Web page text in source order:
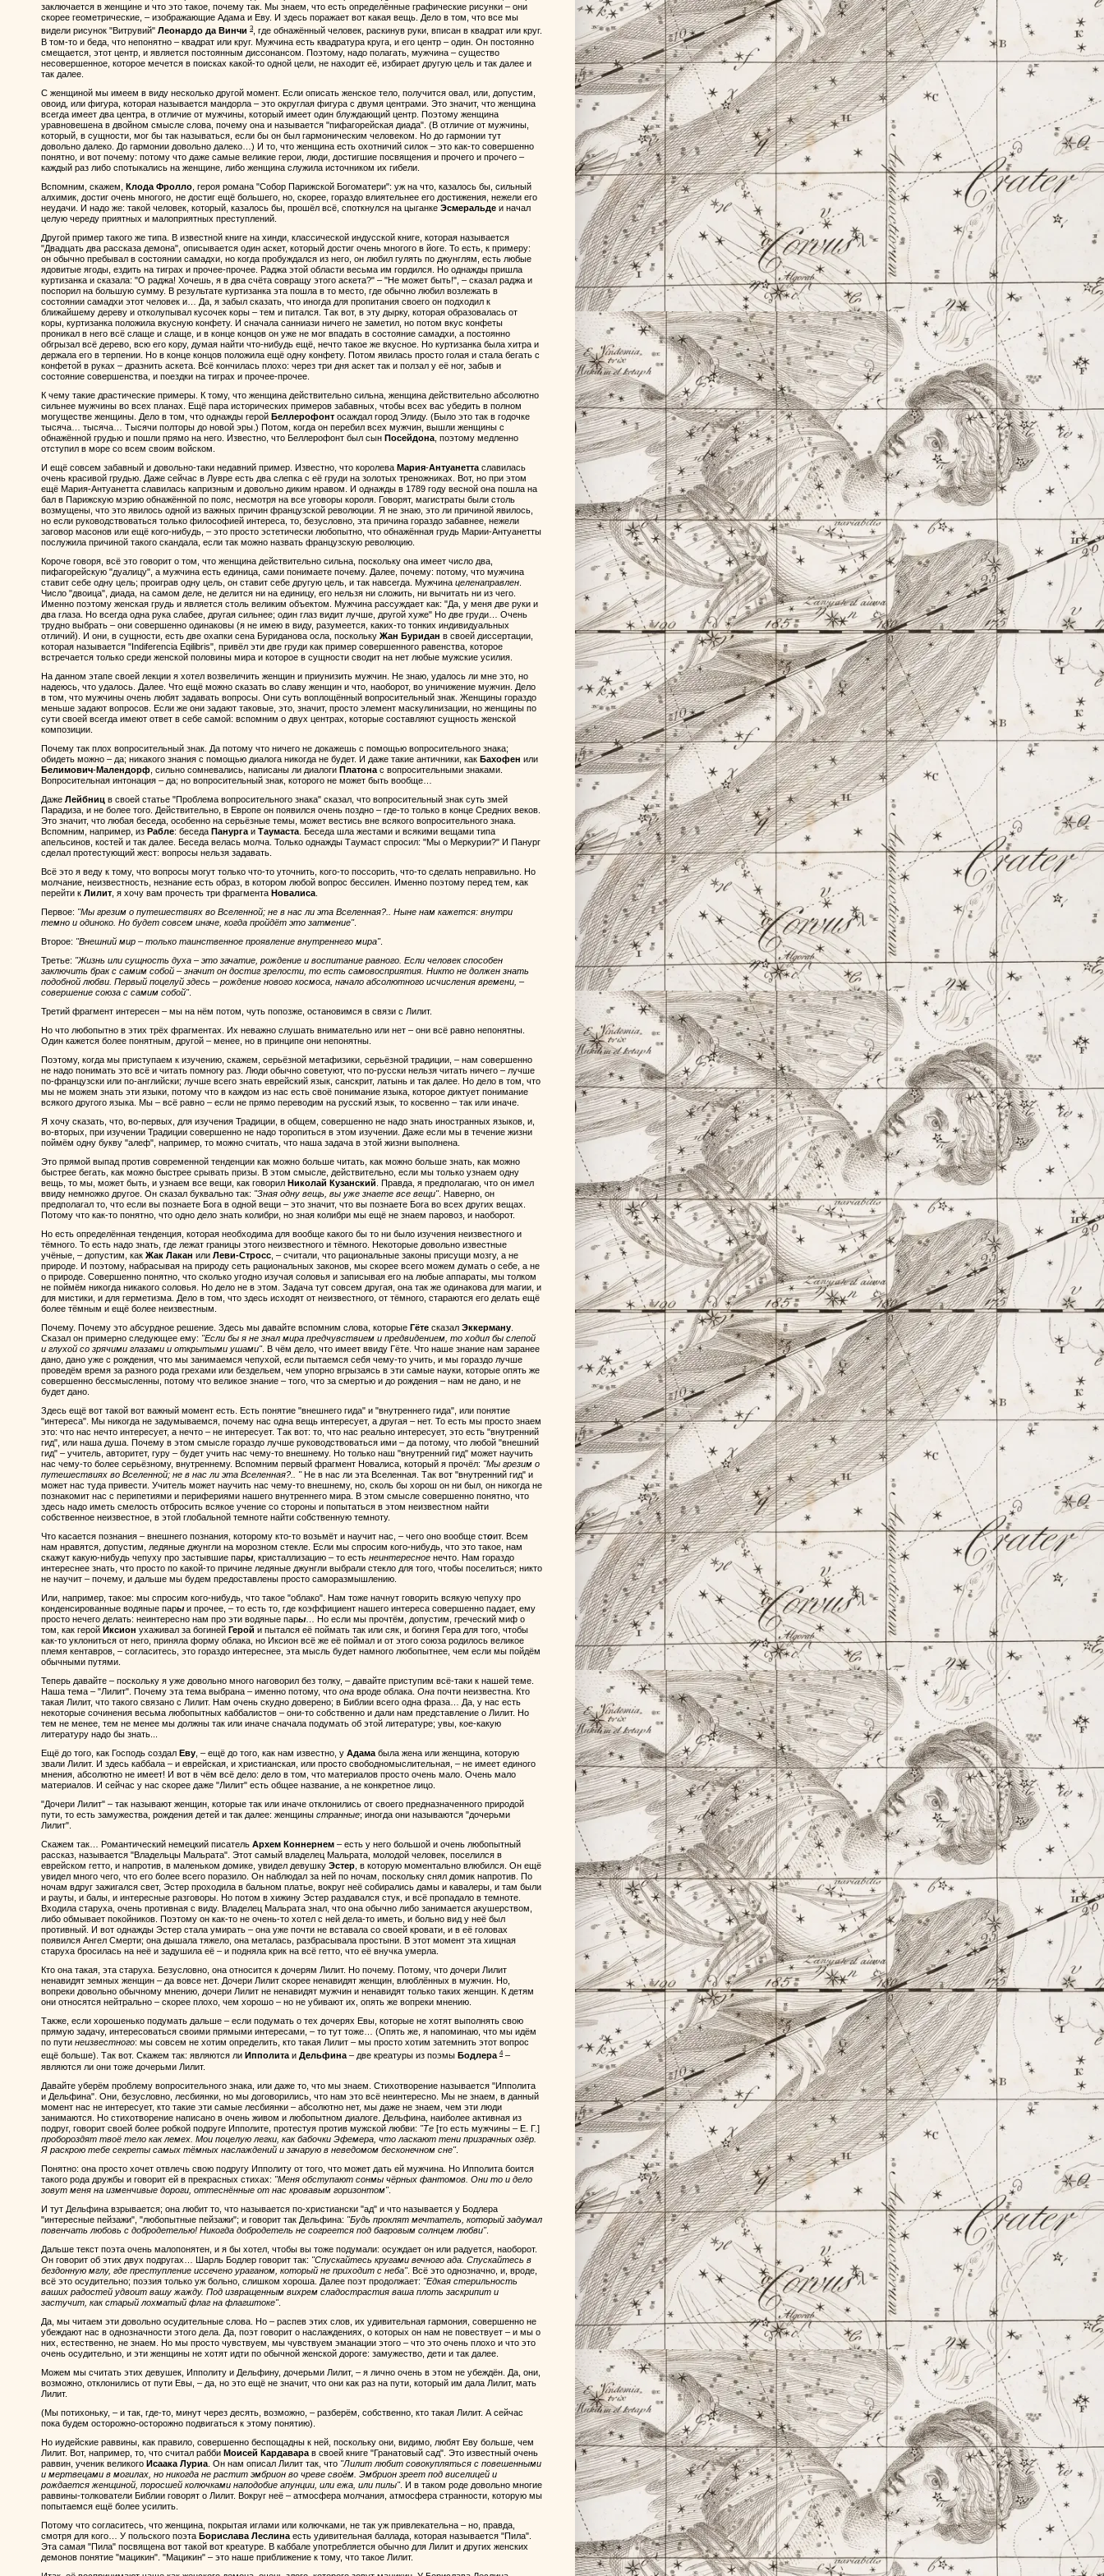
заключается в женщине и что это такое, почему так. Мы знаем, что есть определённые графические рисунки – они
скорее геометрические, – изображающие Адама и Еву. И здесь поражает вот какая вещь. Дело в том, что все мы
видели рисунок "Витрувий" Леонардо да Винчи 3
, где обнажённый человек, раскинув руки, вписан в квадрат или круг.
В том-то и беда, что непонятно – квадрат или круг. Мужчина есть квадратура круга, и его центр – один. Он постоянно
смещается, этот центр, и является постоянным диссонансом. Поэтому, надо полагать, мужчина – существо
несовершенное, которое мечется в поисках какой-то одной цели, не находит её, избирает другую цель и так далее и
так далее.
С женщиной мы имеем в виду несколько другой момент. Если описать женское тело, получится овал, или, допустим,
овоид, или фигура, которая называется мандорла – это округлая фигура с двумя центрами. Это значит, что женщина
всегда имеет два центра, в отличие от мужчины, который имеет один блуждающий центр. Поэтому женщина
уравновешена в двойном смысле слова, почему она и называется "пифагорейская диада". (В отличие от мужчины,
который, в сущности, мог бы так называться, если бы он был гармоническим человеком. Но до гармонии тут
довольно далеко. До гармонии довольно далеко…) И то, что женщина есть охотничий силок – это как-то совершенно
понятно, и вот почему: потому что даже самые великие герои, люди, достигшие посвящения и прочего и прочего –
каждый раз либо спотыкались на женщине, либо женщина служила источником их гибели.
Вспомним, скажем, Клода Фролло , героя романа "Собор Парижской Богоматери": уж на что, казалось бы, сильный
алхимик, достиг очень многого, не достиг ещё большего, но, скорее, гораздо влиятельнее его достижения, нежели его
неудачи. И надо же: такой человек, который, казалось бы, прошёл всё, споткнулся на цыганке Эсмеральде и начал
целую череду приятных и малоприятных преступлений.
Другой пример такого же типа. В известной книге на хинди, классической индусской книге, которая называется
"Двадцать два рассказа демона", описывается один аскет, который достиг очень многого в йоге. То есть, к примеру:
он обычно пребывал в состоянии самадхи, но когда пробуждался из него, он любил гулять по джунглям, есть любые
ядовитые ягоды, ездить на тиграх и прочее-прочее. Раджа этой области весьма им гордился. Но однажды пришла
куртизанка и сказала: "О раджа! Хочешь, я в два счёта совращу этого аскета?" – "Не может быть!", – сказал раджа и
поспорил на большую сумму. В результате куртизанка эта пошла в то место, где обычно любил возлежать в
состоянии самадхи этот человек и… Да, я забыл сказать, что иногда для пропитания своего он подходил к
ближайшему дереву и отколупывал кусочек коры – тем и питался. Так вот, в эту дырку, которая образовалась от
коры, куртизанка положила вкусную конфету. И сначала санниази ничего не заметил, но потом вкус конфеты
проникал в него всё слаще и слаще, и в конце концов он уже не мог впадать в состояние самадхи, а постоянно
обгрызал всё дерево, всю его кору, думая найти что-нибудь ещё, нечто такое же вкусное. Но куртизанка была хитра и
держала его в терпении. Но в конце концов положила ещё одну конфету. Потом явилась просто голая и стала бегать с
конфетой в руках – дразнить аскета. Всё кончилась плохо: через три дня аскет так и ползал у её ног, забыв и
состояние совершенства, и поездки на тиграх и прочее-прочее.
К чему такие драстические примеры. К тому, что женщина действительно сильна, женщина действительно абсолютно
сильнее мужчины во всех планах. Ещё пара исторических примеров забавных, чтобы всех вас убедить в полном
могуществе женщины. Дело в том, что однажды герой Беллерофонт осаждал город Элиду. (Было это так в годочке
тысяча… тысяча… Тысячи полторы до новой эры.) Потом, когда он перебил всех мужчин, вышли женщины с
обнажённой грудью и пошли прямо на него. Известно, что Беллерофонт был сын Посейдона , поэтому медленно
отступил в море со всем своим войском.
И ещё совсем забавный и довольно-таки недавний пример. Известно, что королева Мария-Антуанетта славилась
очень красивой грудью. Даже сейчас в Лувре есть два слепка с её груди на золотых треножниках. Вот, но при этом
ещё Мария-Антуанетта славилась капризным и довольно диким нравом. И однажды в 1789 году весной она пошла на
бал в Парижскую мэрию обнажённой по пояс, несмотря на все уговоры короля. Говорят, магистраты были столь
возмущены, что это явилось одной из важных причин французской революции. Я не знаю, это ли причиной явилось,
но если руководствоваться только философией интереса, то, безусловно, эта причина гораздо забавнее, нежели
заговор масонов или ещё кого-нибудь, – это просто эстетически любопытно, что обнажённая грудь Марии-Антуанетты
послужила причиной такого скандала, если так можно назвать французскую революцию.
Короче говоря, всё это говорит о том, что женщина действительно сильна, поскольку она имеет число два,
пифагорейскую "дуалицу", а мужчина есть единица, сами понимаете почему. Далее, почему: потому, что мужчина
ставит себе одну цель; проиграв одну цель, он ставит себе другую цель, и так навсегда. Мужчина целенаправлен
Число "двоица", диада, на самом деле, не делится ни на единицу, его нельзя ни сложить, ни вычитать ни из чего.
Именно поэтому женская грудь и является столь великим объектом. Мужчина рассуждает как: "Да, у меня две руки и
два глаза. Но всегда одна рука слабее, другая сильнее; один глаз видит лучше, другой хуже" Но две груди… Очень
трудно выбрать – они совершенно одинаковы (я не имею в виду, разумеется, каких-то тонких индивидуальных
отличий). И они, в сущности, есть две охапки сена Буриданова осла, поскольку Жан Буридан в своей диссертации,
которая называется "Indiferencia Eqilibris", привёл эти две груди как пример совершенного равенства, которое
встречается только среди женской половины мира и которое в сущности сводит на нет любые мужские усилия.
На данном этапе своей лекции я хотел возвеличить женщин и приунизить мужчин. Не знаю, удалось ли мне это, но
надеюсь, что удалось. Далее. Что ещё можно сказать во славу женщин и что, наоборот, во уничижение мужчин. Дело
в том, что мужчины очень любят задавать вопросы. Они суть воплощённый вопросительный знак. Женщины гораздо
меньше задают вопросов. Если же они задают таковые, это, значит, просто элемент маскулинизации, но женщины по
сути своей всегда имеют ответ в себе самой: вспомним о двух центрах, которые составляют сущность женской
композиции.
Почему так плох вопросительный знак. Да потому что ничего не докажешь с помощью вопросительного знака;
обидеть можно – да; никакого знания с помощью диалога никогда не будет. И даже такие античники, как Бахофен или
Белимович-Малендорф , сильно сомневались, написаны ли диалоги Платона с вопросительными знаками.
Вопросительная интонация – да; но вопросительный знак, которого не может быть вообще…
Даже Лейбниц в своей статье "Проблема вопросительного знака" сказал, что вопросительный знак суть змей
Парадиза, и не более того. Действительно, в Европе он появился очень поздно – где-то только в конце Средних веков.
Это значит, что любая беседа, особенно на серьёзные темы, может вестись вне всякого вопросительного знака.
Вспомним, например, из Рабле: беседа Панурга и Таумаста . Беседа шла жестами и всякими вещами типа
апельсинов, костей и так далее. Беседа велась молча. Только однажды Таумаст спросил: "Мы о Меркурии?" И Панург
сделал протестующий жест: вопросы нельзя задавать.
Всё это я веду к тому, что вопросы могут только что-то уточнить, кого-то поссорить, что-то сделать неправильно. Но
молчание, неизвестность, незнание есть образ, в котором любой вопрос бессилен. Именно поэтому перед тем, как
перейти к Лилит , я хочу вам прочесть три фрагмента Новалиса
Первое: "Мы грезим о путешествиях во Вселенной; не в нас ли эта Вселенная?.. Ныне нам кажется: внутри
темно и одиноко. Но будет совсем иначе, когда пройдёт это затмение".
Второе: "Внешний мир – только таинственное проявление внутреннего мира".
Третье: "Жизнь или сущность духа – это зачатие, рождение и воспитание равного. Если человек способен
заключить брак с самим собой – значит он достиг зрелости, то есть самовосприятия. Никто не должен знать
подобной любви. Первый поцелуй здесь – рождение нового космоса, начало абсолютного исчисления времени, –
совершение союза с самим собой".
Третий фрагмент интересен – мы на нём потом, чуть попозже, остановимся в связи с Лилит.
Но что любопытно в этих трёх фрагментах. Их неважно слушать внимательно или нет – они всё равно непонятны.
Один кажется более понятным, другой – менее, но в принципе они непонятны.
Поэтому, когда мы приступаем к изучению, скажем, серьёзной метафизики, серьёзной традиции, – нам совершенно
не надо понимать это всё и читать помногу раз. Люди обычно советуют, что по-русски нельзя читать ничего – лучше
по-французски или по-английски; лучше всего знать еврейский язык, санскрит, латынь и так далее. Но дело в том, что
мы не можем знать эти языки, потому что в каждом из нас есть своё понимание языка, которое диктует понимание
всякого другого языка. Мы – всё равно – если не прямо переводим на русский язык, то косвенно – так или иначе.
Я хочу сказать, что, во-первых, для изучения Традиции, в общем, совершенно не надо знать иностранных языков, и,
во-вторых, при изучении Традиции совершенно не надо торопиться в этом изучении. Даже если мы в течение жизни
поймём одну букву "алеф", например, то можно считать, что наша задача в этой жизни выполнена.
Это прямой выпад против современной тенденции как можно больше читать, как можно больше знать, как можно
быстрее бегать, как можно быстрее срывать призы. В этом смысле, действительно, если мы только узнаем одну
вещь, то мы, может быть, и узнаем все вещи, как говорил Николай Кузанский . Правда, я предполагаю, что он имел
ввиду немножко другое. Он сказал буквально так: "Зная одну вещь, вы уже знаете все вещи". Наверно, он
предполагал то, что если вы познаете Бога в одной вещи – это значит, что вы познаете Бога во всех других вещах.
Потому что как-то понятно, что одно дело знать колибри, но зная колибри мы ещё не знаем паровоз, и наоборот.
Но есть определённая тенденция, которая необходима для вообще какого бы то ни было изучения неизвестного и
тёмного. То есть надо знать, где лежат границы этого неизвестного и тёмного. Некоторые довольно известные
учёные, – допустим, как Жак Лакан или Леви-Стросс , – считали, что рациональные законы присущи мозгу, а не
природе. И поэтому, набрасывая на природу сеть рациональных законов, мы скорее всего можем думать о себе, а не
о природе. Совершенно понятно, что сколько угодно изучая соловья и записывая его на любые аппараты, мы толком
не поймём никогда никакого соловья. Но дело не в этом. Задача тут совсем другая, она так же одинакова для магии, и
для мистики, и для герметизма. Дело в том, что здесь исходят от неизвестного, от тёмного, стараются его делать ещё
более тёмным и ещё более неизвестным.
Почему. Почему это абсурдное решение. Здесь мы давайте вспомним слова, которые Гёте сказал Эккерману
Сказал он примерно следующее ему: "Если бы я не знал мира предчувствием и предвидением, то ходил бы слепой
и глухой со зрячими глазами и открытыми ушами". В чём дело, что имеет ввиду Гёте. Что наше знание нам заранее
дано, дано уже с рождения, что мы занимаемся чепухой, если пытаемся себя чему-то учить, и мы гораздо лучше
проведём время за разного рода грехами или бездельем, чем упорно вгрызаясь в эти самые науки, которые опять же
совершенно бессмысленны, потому что великое знание – того, что за смертью и до рождения – нам не дано, и не
будет дано.
Здесь ещё вот такой вот важный момент есть. Есть понятие "внешнего гида" и "внутреннего гида", или понятие
"интереса". Мы никогда не задумываемся, почему нас одна вещь интересует, а другая – нет. То есть мы просто знаем
это: что нас нечто интересует, а нечто – не интересует. Так вот: то, что нас реально интересует, это есть "внутренний
гид", или наша душа. Почему в этом смысле гораздо лучше руководствоваться ими – да потому, что любой "внешний
гид" – учитель, авторитет, гуру – будет учить нас чему-то внешнему. Но только наш "внутренний гид" может научить
нас чему-то более серьёзному, внутреннему. Вспомним первый фрагмент Новалиса, который я прочёл: "Мы грезим о
путешествиях во Вселенной; не в нас ли эта Вселенная?.. "Не в нас ли эта Вселенная. Так вот "внутренний гид" и
может нас туда привести. Учитель может научить нас чему-то внешнему, но, сколь бы хорош он ни был, он никогда не
познакомит нас с перипетиями и перифериями нашего внутреннего мира. В этом смысле совершенно понятно, что
здесь надо иметь смелость отбросить всякое учение со стороны и попытаться в этом неизвестном найти
собственное неизвестное, в этой глобальной темноте найти собственную темноту.
Что касается познания – внешнего познания, которому кто-то возьмёт и научит нас, – чего оно вообще стоит. Всем
нам нравятся, допустим, ледяные джунгли на морозном стекле. Если мы спросим кого-нибудь, что это такое, нам
скажут какую-нибудь чепуху про застывшие пары, кристаллизацию – то есть неинтересное нечто. Нам гораздо
интереснее знать, что просто по какой-то причине ледяные джунгли выбрали стекло для того, чтобы поселиться; никто
не научит – почему, и дальше мы будем предоставлены просто саморазмышлению.
Или, например, такое: мы спросим кого-нибудь, что такое "облако". Нам тоже начнут говорить всякую чепуху про
конденсированные водяные парыи прочее, – то есть то, где коэффициент нашего интереса совершенно падает, ему
просто нечего делать: неинтересно нам про эти водяные пары… Но если мы прочтём, допустим, греческий миф о
том, как герой Иксион ухаживал за богиней Герой и пытался её поймать так или сяк, и богиня Гера для того, чтобы
как-то уклониться от него, приняла форму облака, но Иксион всё же её поймал и от этого союза родилось великое
племя кентавров, – согласитесь, это гораздо интереснее, эта мысль будет намного любопытнее, чем если мы пойдём
обычными путями.
Теперь давайте – поскольку я уже довольно много наговорил без толку, – давайте приступим всё-таки к нашей теме.
Наша тема – "Лилит". Почему эта тема выбрана – именно потому, что она вроде облака. Она почти неизвестна. Кто
такая Лилит, что такого связано с Лилит. Нам очень скудно доверено; в Библии всего одна фраза… Да, у нас есть
некоторые сочинения весьма любопытных каббалистов – они-то собственно и дали нам представление о Лилит. Но
тем не менее, тем не менее мы должны так или иначе сначала подумать об этой литературе; увы, кое-какую
литературу надо бы знать...
Ещё до того, как Господь создал Еву , – ещё до того, как нам известно, у Адама была жена или женщина, которую
звали Лилит. И здесь каббала – и еврейская, и христианская, или просто свободномыслительная, – не имеет единого
мнения, абсолютно не имеет! И вот в чём всё дело: дело в том, что материалов просто очень мало. Очень мало
материалов. И сейчас у нас скорее даже "Лилит" есть общее название, а не конкретное лицо.
"Дочери Лилит" – так называют женщин, которые так или иначе отклонились от своего предназначенного природой
пути, то есть замужества, рождения детей и так далее: женщины странные; иногда они называются "дочерьми
Лилит".
Скажем так… Романтический немецкий писатель Архем Коннернем – есть у него большой и очень любопытный
рассказ, называется "Владельцы Мальрата". Этот самый владелец Мальрата, молодой человек, поселился в
еврейском гетто, и напротив, в маленьком домике, увидел девушку Эстер , в которую моментально влюбился. Он ещё
увидел много чего, что его более всего поразило. Он наблюдал за ней по ночам, поскольку снял домик напротив. По
ночам вдруг зажигался свет, Эстер проходила в бальном платье, вокруг неё собирались дамы и кавалеры, и там были
и рауты, и балы, и интересные разговоры. Но потом в хижину Эстер раздавался стук, и всё пропадало в темноте.
Входила старуха, очень противная с виду. Владелец Мальрата знал, что она обычно либо занимается акушерством,
либо обмывает покойников. Поэтому он как-то не очень-то хотел с ней дела-то иметь, и больно вид у неё был
противный. И вот однажды Эстер стала умирать – она уже почти не вставала со своей кровати, и в её головах
появился Ангел Смерти; она дышала тяжело, она металась, разбрасывала простыни. В этот момент эта хищная
старуха бросилась на неё и задушила её – и подняла крик на всё гетто, что её внучка умерла.
Кто она такая, эта старуха. Безусловно, она относится к дочерям Лилит. Но почему. Потому, что дочери Лилит
ненавидят земных женщин – да вовсе нет. Дочери Лилит скорее ненавидят женщин, влюблённых в мужчин. Но,
вопреки довольно обычному мнению, дочери Лилит не ненавидят мужчин и ненавидят только таких женщин. К детям
они относятся нейтрально – скорее плохо, чем хорошо – но не убивают их, опять же вопреки мнению.
Также, если хорошенько подумать дальше – если подумать о тех дочерях Евы, которые не хотят выполнять свою
прямую задачу, интересоваться своими прямыми интересами, – то тут тоже… (Опять же, я напоминаю, что мы идём
по пути неизвестного: мы совсем не хотим определить, кто такая Лилит – мы просто хотим затемнить этот вопрос
ещё больше). Так вот. Скажем так: являются ли Ипполита и Дельфина – две креатуры из поэмы Бодлера 4–
являются ли они тоже дочерьми Лилит.
Давайте уберём проблему вопросительного знака, или даже то, что мы знаем. Стихотворение называется "Ипполита
и Дельфина". Они, безусловно, лесбиянки, но мы договорились, что нам это всё неинтересно. Мы не знаем, в данный
момент нас не интересует, кто такие эти самые лесбиянки – абсолютно нет, мы даже не знаем, чем эти люди
занимаются. Но стихотворение написано в очень живом и любопытном диалоге. Дельфина, наиболее активная из
подруг, говорит своей более робкой подруге Ипполите, протестуя против мужской любви: "Те [то есть мужчины – Е. Г.]
пробороздят твоё тело как лемех. Мои поцелую легки, как бабочки Эфемера, что ласкают тени призрачных озёр.
Я раскрою тебе секреты самых тёмных наслаждений и зачарую в неведомом бесконечном сне".
Понятно: она просто хочет отвлечь свою подругу Ипполиту от того, что может дать ей мужчина. Но Ипполита боится
такого рода дружбы и говорит ей в прекрасных стихах: "Меня обступают сонмы чёрных фантомов. Они то и дело
зовут меня на изменчивые дороги, оттеснённые от нас кровавым горизонтом".
И тут Дельфина взрывается; она любит то, что называется по-христиански "ад" и что называется у Бодлера
"интересные пейзажи", "любопытные пейзажи"; и говорит так Дельфина: "Будь проклят мечтатель, который задумал
повенчать любовь с добродетелью! Никогда добродетель не согреется под багровым солнцем любви".
Дальше текст поэта очень малопонятен, и я бы хотел, чтобы вы тоже подумали: осуждает он или радуется, наоборот.
Он говорит об этих двух подругах… Шарль Бодлер говорит так: "Спускайтесь кругами вечного ада. Спускайтесь в
бездонную мглу, где преступление иссечено ураганом, который не приходит с неба". Всё это однозначно, и, вроде,
всё это осудительно; поэзия только уж больно, слишком хороша. Далее поэт продолжает: "Едкая стерильность
ваших радостей удвоит вашу жажду. Под извращенным вихрем сладострастия ваша плоть заскрипит и
застучит, как старый лохматый флаг на флагштоке".
Да, мы читаем эти довольно осудительные слова. Но – распев этих слов, их удивительная гармония, совершенно не
убеждают нас в однозначности этого дела. Да, поэт говорит о наслаждениях, о которых он нам не повествует – и мы о
них, естественно, не знаем. Но мы просто чувствуем, мы чувствуем эманации этого – что это очень плохо и что это
очень осудительно, и эти женщины не хотят идти по обычной женской дороге: замужество, дети и так далее.
Можем мы считать этих девушек, Ипполиту и Дельфину, дочерьми Лилит, – я лично очень в этом не убеждён. Да, они,
возможно, отклонились от пути Евы, – да, но это ещё не значит, что они как раз на пути, который им дала Лилит, мать
Лилит.
(Мы потихоньку, – и так, где-то, минут через десять, возможно, – разберём, собственно, кто такая Лилит. А сейчас
пока будем осторожно-осторожно подвигаться к этому понятию).
Но иудейские раввины, как правило, совершенно беспощадны к ней, поскольку они, видимо, любят Еву больше, чем
Лилит. Вот, например, то, что считал рабби Моисей Кардавара в своей книге "Гранатовый сад". Это известный очень
раввин, ученик великого Исаака Луриа . Он нам описал Лилит так, что "Лилит любит совокупляться с повешенными
и мертвецами в могилах, но никогда не растит эмбрион во чреве своём. Эмбрион зреет под виселицей и
рождается женщиной, поросшей колючками наподобие апунции, или ежа, или пилы". И в таком роде довольно многие
раввины-толкователи Библии говорят о Лилит. Вокруг неё – атмосфера молчания, атмосфера странности, которую мы
попытаемся ещё более усилить.
Потому что согласитесь, что женщина, покрытая иглами или колючками, не так уж привлекательна – но, правда,
смотря для кого… У польского поэта Борислава Леслина есть удивительная баллада, которая называется "Пила".
Эта самая "Пила" посвящена вот такой вот креатуре. В каббале употребляется обычно для Лилит и других женских
демонов понятие "мацикин". "Мацикин" – это наше приближение к тому, что такое Лилит.